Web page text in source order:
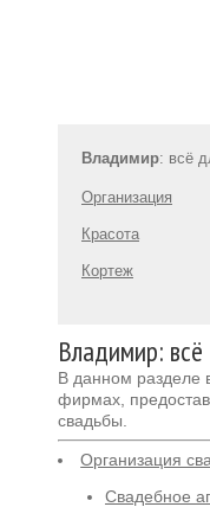
Владимир: всё
Организация
Красота
Кортеж
Владимир:
В данном разделе
фирмах,
свадьбы.
Организация
Свадебное